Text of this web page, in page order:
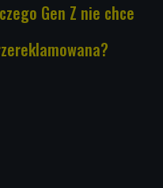
Gen Z nie chce